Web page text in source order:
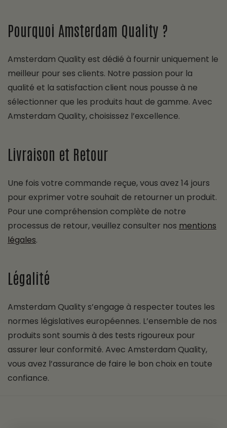
Pourquoi Amsterdam Quality ?
Amsterdam Quality est dédié à fournir uniquement le
meilleur pour ses clients. Notre passion pour la
qualité et la satisfaction client nous pousse à ne
sélectionner que les produits haut de gamme. Avec
Amsterdam Quality, choisissez l’excellence.
Livraison et Retour
Une fois votre commande reçue, vous avez 14 jours
pour exprimer votre souhait de retourner un produit.
Pour une compréhension complète de notre
processus de retour, veuillez consulter nos mentions
légales.
Légalité
Amsterdam Quality s’engage à respecter toutes les
normes législatives européennes. L’ensemble de nos
produits sont soumis à des tests rigoureux pour
assurer leur conformité. Avec Amsterdam Quality,
vous avez l’assurance de faire le bon choix en toute
confiance.